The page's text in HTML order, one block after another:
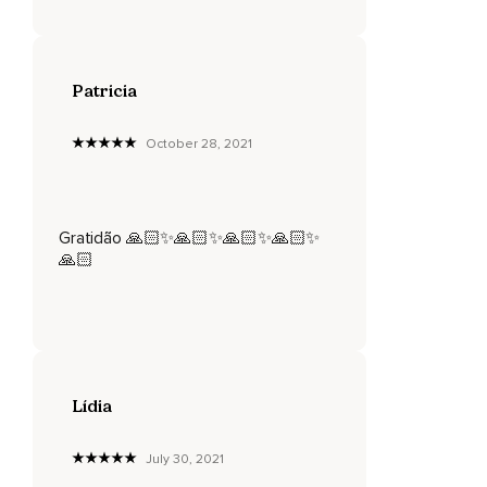
você,
Essa presença é o seu eu superior,
Perceba como irradia o amor que o eu superior sente por
Patricia
October 28, 2021
Gratidão 🙏🏻✨🙏🏻✨🙏🏻✨🙏🏻✨
🙏🏻
Lídia
July 30, 2021